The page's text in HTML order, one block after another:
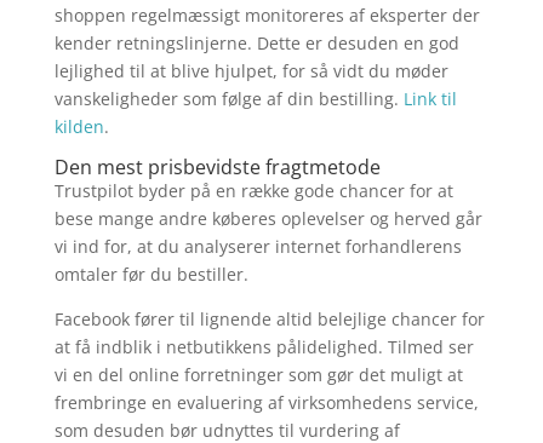
shoppen regelmæssigt monitoreres af eksperter der
kender retningslinjerne. Dette er desuden en god
lejlighed til at blive hjulpet, for så vidt du møder
vanskeligheder som følge af din bestilling. Link til
kilden.
Den mest prisbevidste fragtmetode
Trustpilot byder på en række gode chancer for at
bese mange andre køberes oplevelser og herved går
vi ind for, at du analyserer internet forhandlerens
omtaler før du bestiller.
Facebook fører til lignende altid belejlige chancer for
at få indblik i netbutikkens pålidelighed. Tilmed ser
vi en del online forretninger som gør det muligt at
frembringe en evaluering af virksomhedens service,
som desuden bør udnyttes til vurdering af